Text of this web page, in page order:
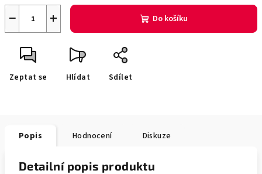
+
− Do košíku
Zeptat se Hlídat Sdílet
Popis Hodnocení Diskuze
Detailní popis produktu